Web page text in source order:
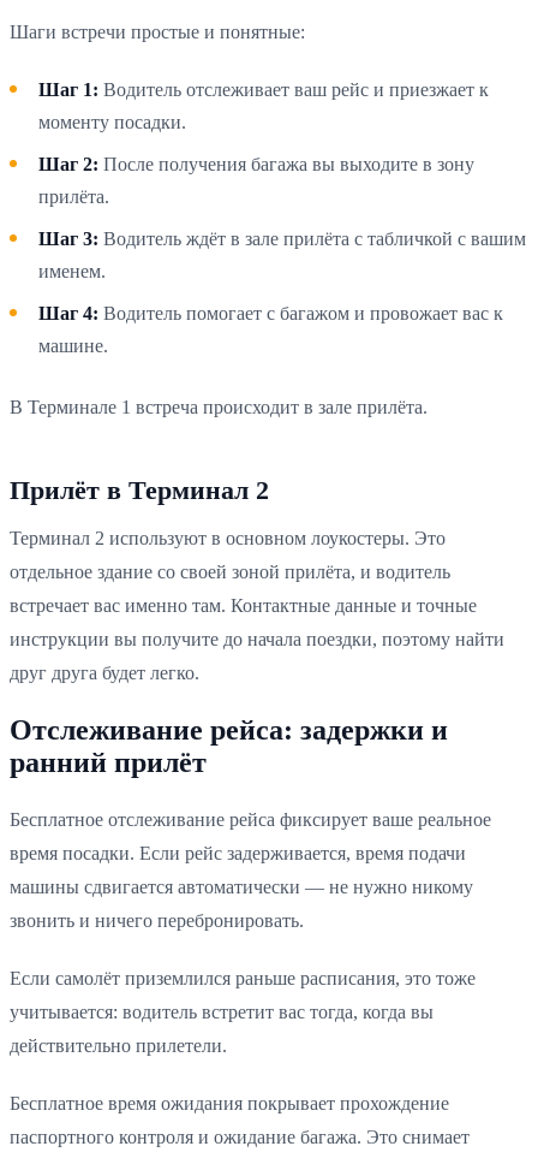
Шаги встречи простые и понятные:
Шаг 1: Водитель отслеживает ваш рейс и приезжает к
моменту посадки.
Шаг 2: После получения багажа вы выходите в зону
прилёта.
Шаг 3: Водитель ждёт в зале прилёта с табличкой с вашим
именем.
Шаг 4: Водитель помогает с багажом и провожает вас к
машине.
В Терминале 1 встреча происходит в зале прилёта.
Прилёт в Терминал 2
Терминал 2 используют в основном лоукостеры. Это
отдельное здание со своей зоной прилёта, и водитель
встречает вас именно там. Контактные данные и точные
инструкции вы получите до начала поездки, поэтому найти
друг друга будет легко.
Отслеживание рейса: задержки и
ранний прилёт
Бесплатное отслеживание рейса фиксирует ваше реальное
время посадки. Если рейс задерживается, время подачи
машины сдвигается автоматически — не нужно никому
звонить и ничего перебронировать.
Если самолёт приземлился раньше расписания, это тоже
учитывается: водитель встретит вас тогда, когда вы
действительно прилетели.
Бесплатное время ожидания покрывает прохождение
паспортного контроля и ожидание багажа. Это снимает